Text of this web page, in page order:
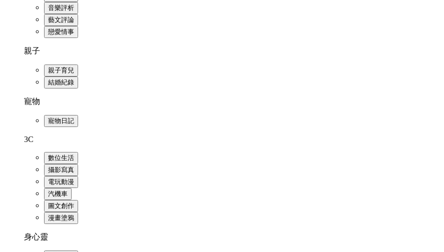
音樂評析
藝文評論
戀愛情事
親子
親子育兒
結婚紀錄
寵物
寵物日記
3C
數位生活
攝影寫真
電玩動漫
汽機車
圖文創作
漫畫塗鴉
身心靈